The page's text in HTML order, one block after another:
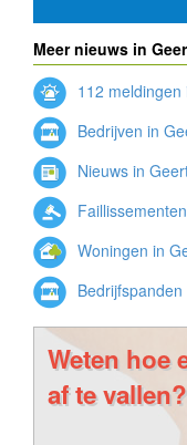
Meer nieuws in
112
Bedrijven in
Nieuws in
Woningen in
Weten hoe
af te vallen?